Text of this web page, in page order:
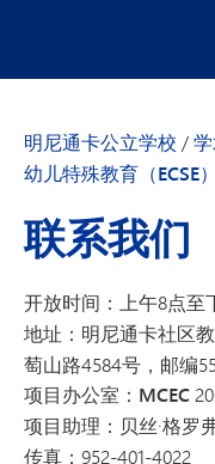
明尼通卡公立学校 /
幼儿特殊教育（ECSE）
联系我们
开放时间： 上午8点至
地址： 明尼通卡社区
萄山路4584号，邮编
项目办公室：MCEC
项目助理： 贝丝·格罗
传真： 952-401-4022